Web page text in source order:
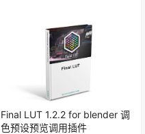
Final LUT 1.2.2 for blender 调
色预设预览调用插件